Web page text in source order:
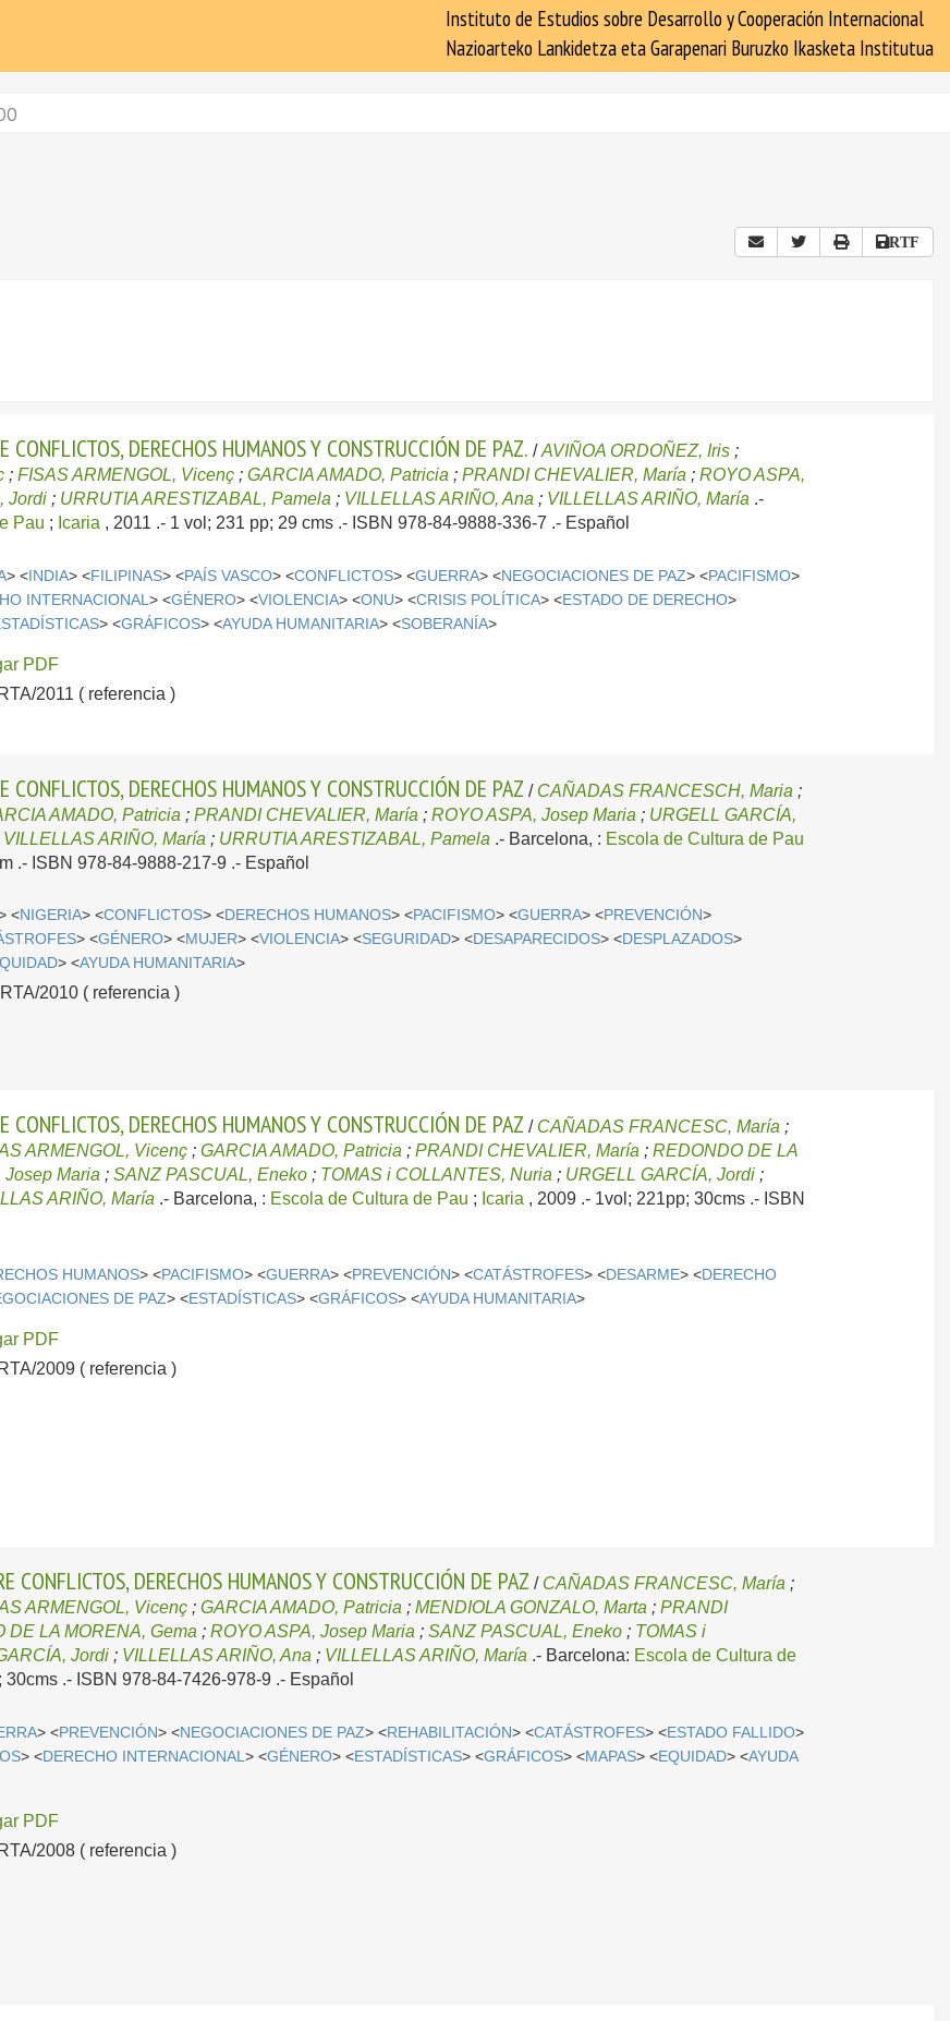
Instituto de Estudios sobre Desarrollo y Cooperación Internacional
Nazioarteko Lankidetza eta Garapenari Buruzko Ikasketa Institutua
RTF
DERECHOS HUMANOS Y CONSTRUCCIÓN DE PAZ. /AVIÑOA ORDOÑEZ, Iris ;
;FISAS ARMENGOL, Vicenç ;GARCIA AMADO, Patricia ;PRANDI CHEVALIER, María ;ROYO ASPA,
Jordi ; URRUTIA ARESTIZABAL, Pamela ; VILLELLAS ARIÑO, Ana ; VILLELLAS ARIÑO, María .-
Pau ; Icaria , 2011 .- 1 vol; 231 pp; 29 cms .- ISBN 978-84-9888-336-7 .- Español
> <INDIA> <FILIPINAS> <PAÍS VASCO> <CONFLICTOS> <GUERRA> <NEGOCIACIONES DE PAZ> <PACIFISMO>
INTERNACIONAL> <GÉNERO> <VIOLENCIA> <ONU> <CRISIS POLÍTICA> <ESTADO DE DERECHO>
> <GRÁFICOS> <AYUDA HUMANITARIA> <SOBERANÍA>
PDF
2011 ( referencia )
DERECHOS HUMANOS Y CONSTRUCCIÓN DE PAZ / CAÑADAS FRANCESCH, Maria ;
AMADO, Patricia ;PRANDI CHEVALIER, María ;ROYO ASPA, Josep Maria ; URGELL GARCÍA,
VILLELLAS ARIÑO, María ; URRUTIA ARESTIZABAL, Pamela .- Barcelona, : Escola de Cultura de Pau
.- ISBN 978-84-9888-217-9 .- Español
<NIGERIA> <CONFLICTOS> <DERECHOS HUMANOS> <PACIFISMO> <GUERRA> <PREVENCIÓN>
> <GÉNERO> <MUJER> <VIOLENCIA> <SEGURIDAD> <DESAPARECIDOS> <DESPLAZADOS>
> <AYUDA HUMANITARIA>
2010 ( referencia )
DERECHOS HUMANOS Y CONSTRUCCIÓN DE PAZ / CAÑADAS FRANCESC, María ;
ARMENGOL, Vicenç ;GARCIA AMADO, Patricia ;PRANDI CHEVALIER, María ;REDONDO DE LA
Josep Maria ;SANZ PASCUAL, Eneko ; TOMAS i COLLANTES, Nuria ; URGELL GARCÍA, Jordi ;
ARIÑO, María .- Barcelona, : Escola de Cultura de Pau ; Icaria , 2009 .- 1vol; 221pp; 30cms .- ISBN
HUMANOS> <PACIFISMO> <GUERRA> <PREVENCIÓN> <CATÁSTROFES> <DESARME> <DERECHO
DE PAZ> <ESTADÍSTICAS> <GRÁFICOS> <AYUDA HUMANITARIA>
PDF
2009 ( referencia )
CONFLICTOS, DERECHOS HUMANOS Y CONSTRUCCIÓN DE PAZ / CAÑADAS FRANCESC, María ;
ARMENGOL, Vicenç ;GARCIA AMADO, Patricia ;MENDIOLA GONZALO, Marta ;PRANDI
DE LA MORENA, Gema ;ROYO ASPA, Josep Maria ;SANZ PASCUAL, Eneko ; TOMAS i
Jordi ; VILLELLAS ARIÑO, Ana ; VILLELLAS ARIÑO, María .- Barcelona: Escola de Cultura de
30cms .- ISBN 978-84-7426-978-9 .- Español
> <PREVENCIÓN> <NEGOCIACIONES DE PAZ> <REHABILITACIÓN> <CATÁSTROFES> <ESTADO FALLIDO>
> <DERECHO INTERNACIONAL> <GÉNERO> <ESTADÍSTICAS> <GRÁFICOS> <MAPAS> <EQUIDAD> <AYUDA
PDF
2008 ( referencia )